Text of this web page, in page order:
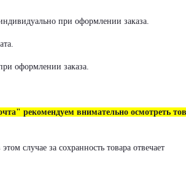
при оформлении заказа.
оформлении заказа.
рекомендуем внимательно осмотреть
случае за сохранность товара отвечает